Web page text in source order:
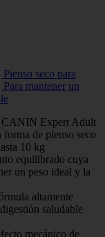
seco para
mantener un
Expert Adult
de pienso seco
10 kg
equilibrado cuya
un peso ideal y la
altamente
saludable
mecánico de